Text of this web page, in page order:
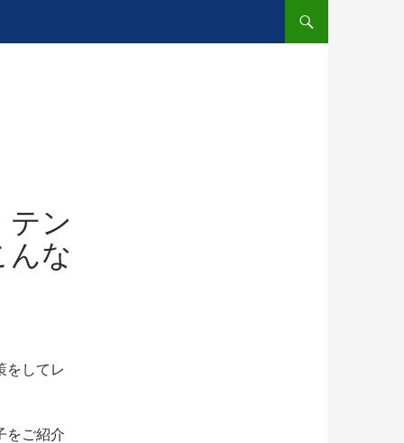
テン
んな
をしてレ
をご紹介